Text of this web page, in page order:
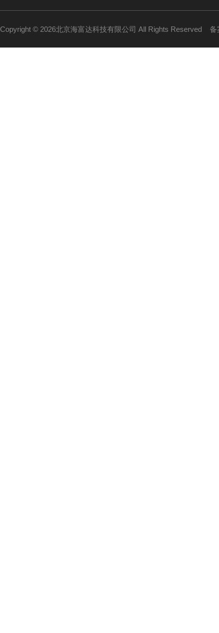
Copyright © 2026北京海富达科技有限公司 All Rights Reserved 备